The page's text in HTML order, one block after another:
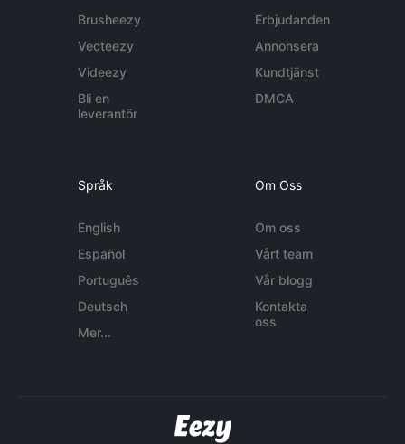
Brusheezy
Vecteezy
Videezy
Bli en
leverantör
Erbjudanden
Annonsera
Kundtjänst
DMCA
Språk
English
Español
Português
Deutsch
Mer...
Om Oss
Om oss
Vårt team
Vår blogg
Kontakta
oss